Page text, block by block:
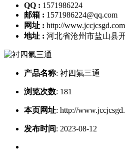
QQ : 1571986224
邮箱 : 1571986224@qq.com
网址 : http://www.jccjcsgd.com
地址 : 河北省沧州市盐山县
产品名称: 衬四氟三通
浏览次数: 181
本页网址: http://
发布时间: 2023-08-12